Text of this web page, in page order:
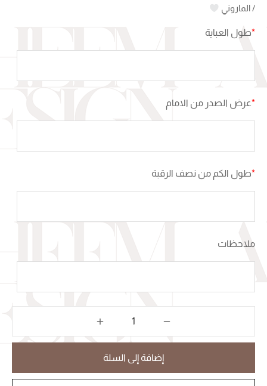
/ الماروني
*طول العباية
*عرض الصدر من الامام
*طول الكم من نصف الرقبة
ملاحظات
إضافة إلى السلة